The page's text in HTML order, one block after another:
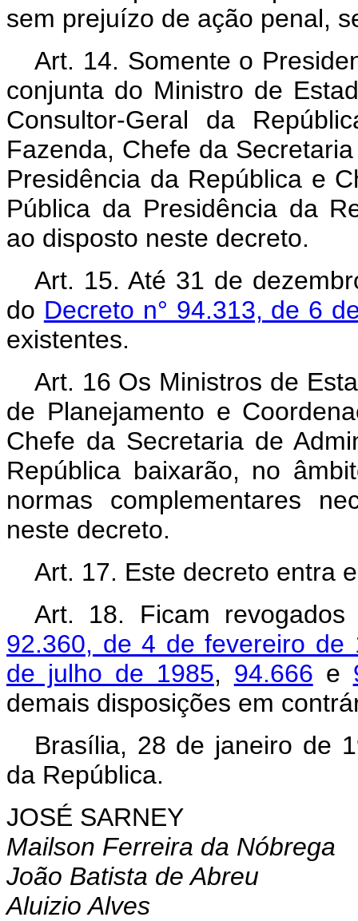
sem prejuízo de ação penal,
Art. 14. Somente o
conjunta do Ministro de
Consultor-Geral da
Fazenda, Chefe da
Presidência da República e
Pública da Presidência da
ao disposto neste decreto.
Art. 15. Até 31 de
do Decreto n° 94.313, de 6
existentes.
Art. 16 Os Ministros de
de Planejamento e
Chefe da Secretaria de
República baixarão, no
normas complementares
neste decreto.
Art. 17. Este decreto entra
Art.
18. Ficam
92.360, de 4 de fevereiro de
de julho de 1985, 94.666 e
demais disposições em
Brasília, 28 de janeiro de
da República.
JOSÉ SARNEY
Mailson Ferreira da Nóbrega
João Batista de Abreu
Aluizio Alves